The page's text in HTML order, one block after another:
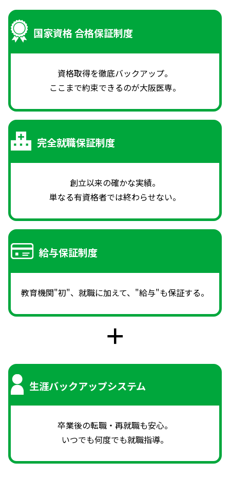
国家資格 合格保証制度
資格取得を徹底バックアップ。
ここまで約束できるのが大阪医専。
完全就職保証制度
創立以来の確かな実績。
単なる有資格者では終わらせない。
給与保証制度
教育機関"初"、就職に加えて、"給与"も保証する。
生涯バックアップシステム
卒業後の転職・再就職も安心。
いつでも何度でも就職指導。